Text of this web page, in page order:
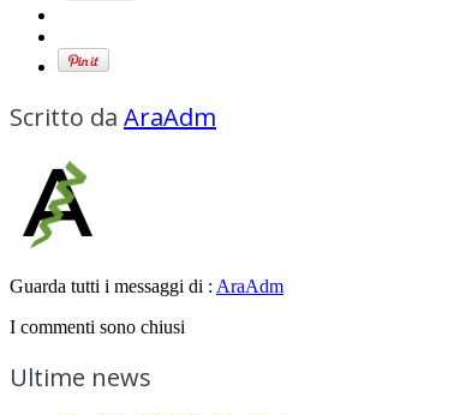
Scritto da AraAdm
Guarda tutti i messaggi di : AraAdm
I commenti sono chiusi
Ultime news